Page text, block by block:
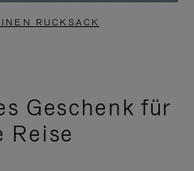
RUCKSACK
Geschenk für
Reise